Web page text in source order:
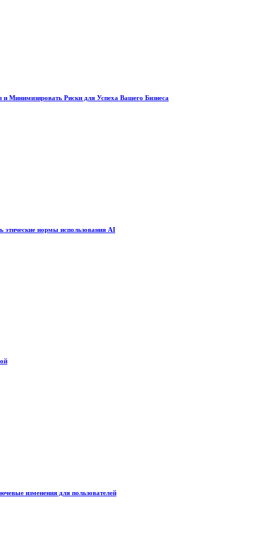
Минимизировать Риски для Успеха Вашего Бизнеса
этические нормы использования AI
изменения для пользователей